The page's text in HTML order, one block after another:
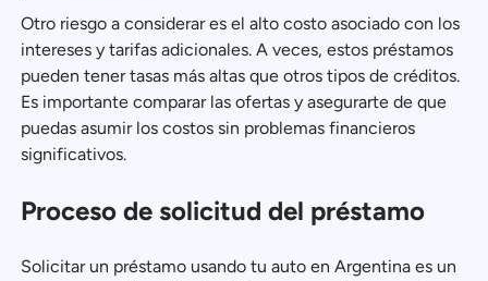
Otro riesgo a considerar es el alto costo asociado con los
intereses y tarifas adicionales. A veces, estos préstamos
pueden tener tasas más altas que otros tipos de créditos.
Es importante comparar las ofertas y asegurarte de que
puedas asumir los costos sin problemas financieros
significativos.
Proceso de solicitud del préstamo
Solicitar un préstamo usando tu auto en Argentina es un